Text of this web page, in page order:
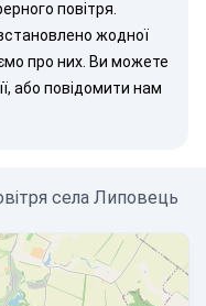
повітря.
жодної
про них. Ви можете
або повідомити нам
села Липовець